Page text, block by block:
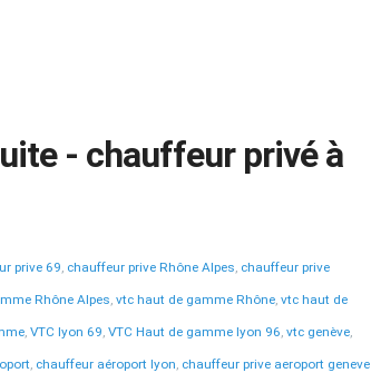
- chauffeur privé à
prive 69, chauffeur prive Rhône Alpes, chauffeur prive
Rhône Alpes, vtc haut de gamme Rhône, vtc haut de
, VTC lyon 69, VTC Haut de gamme lyon 96, vtc genève,
, chauffeur aéroport lyon, chauffeur prive aeroport geneve